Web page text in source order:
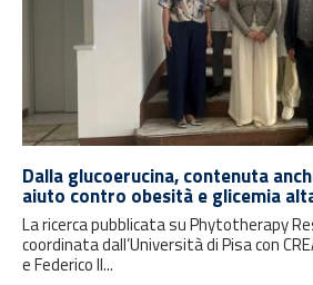
Dalla glucoerucina, contenuta
aiuto contro obesità e glicemia
La ricerca pubblicata su Phytotherapy
coordinata dall’Università di Pisa con
e Federico II...